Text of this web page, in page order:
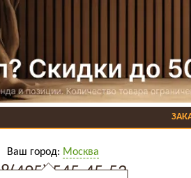
Ваш город: Москва
8(495) 545-45-53